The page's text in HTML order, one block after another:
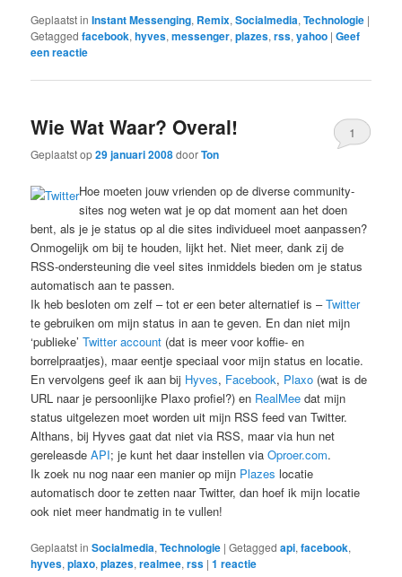
Geplaatst in Instant Messenging, Remix,Socialmedia,Technologie |
Getagged facebook,hyves,messenger,plazes,rss,yahoo |Geef
een reactie
Wie Wat Waar? Overal!
Geplaatst op29 januari 2008doorTon
1
Hoe moeten jouw vrienden op de diverse community-
sites nog weten wat je op dat moment aan het doen
bent, als je je status op al die sites individueel moet aanpassen?
Onmogelijk om bij te houden, lijkt het. Niet meer, dank zij de
RSS-ondersteuning die veel sites inmiddels bieden om je status
automatisch aan te passen.
Ik heb besloten om zelf – tot er een beter alternatief is –Twitter
te gebruiken om mijn status in aan te geven. En dan niet mijn
‘publieke’Twitter account (dat is meer voor koffie- en
borrelpraatjes), maar eentje speciaal voor mijn status en locatie.
En vervolgens geef ik aan bij Hyves, Facebook, Plaxo (wat is de
URL naar je persoonlijke Plaxo profiel?) en RealMee dat mijn
status uitgelezen moet worden uit mijn RSS feed van Twitter.
Althans, bij Hyves gaat dat niet via RSS, maar via hun net
gereleasdeAPI; je kunt het daar instellen viaOproer.com.
Ik zoek nu nog naar een manier op mijn Plazes locatie
automatisch door te zetten naar Twitter, dan hoef ik mijn locatie
ook niet meer handmatig in te vullen!
Geplaatst in Socialmedia,Technologie |Getagged api,facebook,
hyves,plaxo,plazes,realmee,rss |1 reactie